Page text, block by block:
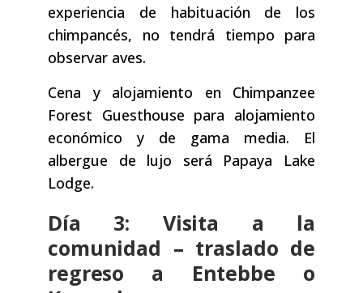
experiencia de habituación de los
chimpancés, no tendrá tiempo para
observar aves.
Cena y alojamiento en Chimpanzee
Forest Guesthouse para alojamiento
económico y de gama media. El
albergue de lujo será Papaya Lake
Lodge.
Día 3: Visita a la
comunidad – traslado de
regreso a Entebbe o